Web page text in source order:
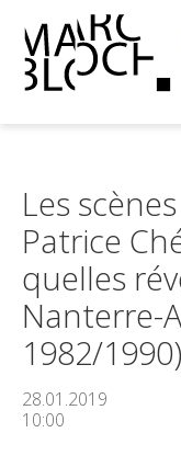
Les
Patrice
quelles
Nanterre-
1982/1990)
28.01.2019
10:00